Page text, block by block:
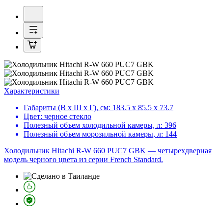
Характеристики
Габариты (В х Ш х Г), см: 183.5 х 85.5 х 73.7
Цвет: черное стекло
Полезный объем холодильной камеры, л: 396
Полезный объем морозильной камеры, л: 144
Холодильник Hitachi R-W 660 PUC7 GBK — четырехдверная
модель черного цвета из серии French Standard.